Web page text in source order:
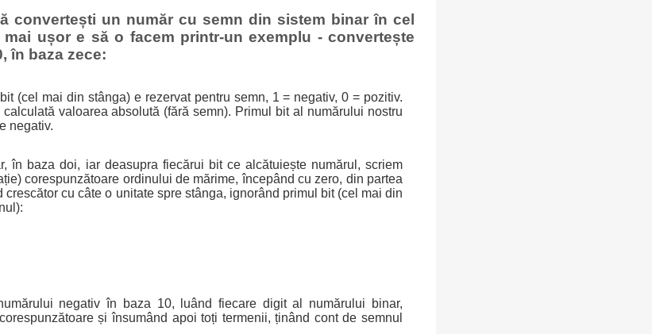
convertești un număr cu semn din sistem binar în cel
mai ușor e să o facem printr-un exemplu - convertește
în baza zece:
(cel mai din stânga) e rezervat pentru semn, 1 = negativ, 0 = pozitiv.
valoarea absolută (fără semn). Primul bit al numărului nostru
negativ.
în baza doi, iar deasupra fiecărui bit ce alcătuiește numărul, scriem
corespunzătoare ordinului de mărime, începând cu zero, din partea
crescător cu câte o unitate spre stânga, ignorând primul bit (cel mai din
negativ în baza 10, luând fiecare digit al numărului binar,
și însumând apoi toți termenii, ținând cont de semnul